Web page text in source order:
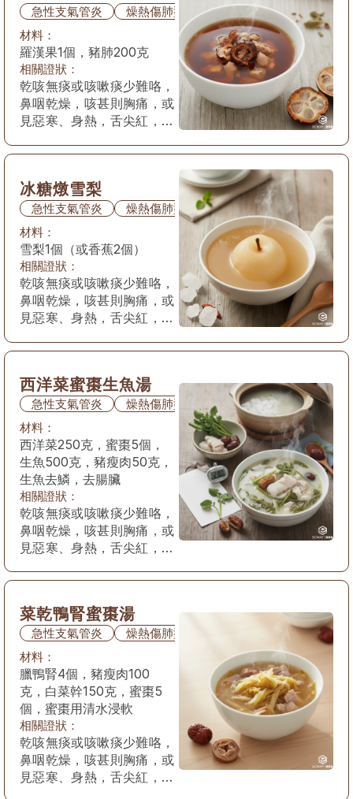
急性支氣管炎
燥熱傷肺型
材料：
羅漢果1個，豬肺200克
相關證狀：
乾咳無痰或咳嗽痰少難咯，
鼻咽乾燥，咳甚則胸痛，或
見惡寒、身熱，舌尖紅，苔
冰糖燉雪梨
急性支氣管炎
燥熱傷肺型
材料：
雪梨1個（或香蕉2個）
相關證狀：
乾咳無痰或咳嗽痰少難咯，
鼻咽乾燥，咳甚則胸痛，或
見惡寒、身熱，舌尖紅，苔
西洋菜蜜棗生魚湯
急性支氣管炎
燥熱傷肺型
材料：
西洋菜250克，蜜棗5個，
生魚500克，豬瘦肉50克，
生魚去鱗，去腸臟
相關證狀：
乾咳無痰或咳嗽痰少難咯，
鼻咽乾燥，咳甚則胸痛，或
見惡寒、身熱，舌尖紅，苔
菜乾鴨腎蜜棗湯
急性支氣管炎
燥熱傷肺型
材料：
臘鴨腎4個，豬瘦肉100
克，白菜幹150克，蜜棗5
個，蜜棗用清水浸軟
相關證狀：
乾咳無痰或咳嗽痰少難咯，
鼻咽乾燥，咳甚則胸痛，或
見惡寒、身熱，舌尖紅，苔